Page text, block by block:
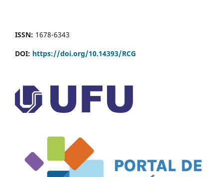
ISSN: 1678-6343
DOI: https://doi.org/10.14393/RCG